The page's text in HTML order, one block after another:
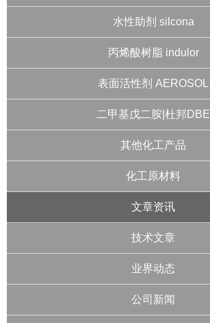
水性助剂 silcona
丙烯酸树脂 indulor
表面活性剂 AEROSOL
二甲基戊二胺|杜邦DBE
其他化工产品
化工原材料
文章资讯
技术文章
业界动态
公司新闻